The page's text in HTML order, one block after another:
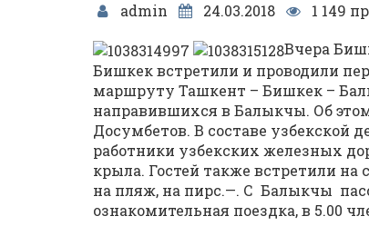
admin 24.03.2018
1 149
Вчера
Бишкек встретили и проводили
маршруту Ташкент – Бишкек –
направившихся в Балыкчы. Об
Досумбетов. В составе узбекской
работники узбекских железных
крыла. Гостей также встретили на
на пляж, на пирс.—. С Балыкчы
ознакомительная поездка, в 5.00